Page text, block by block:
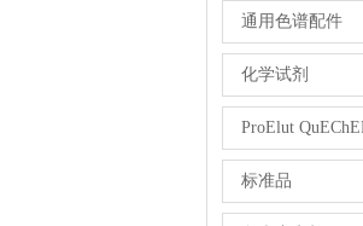
通用色谱配件
化学试剂
标准品